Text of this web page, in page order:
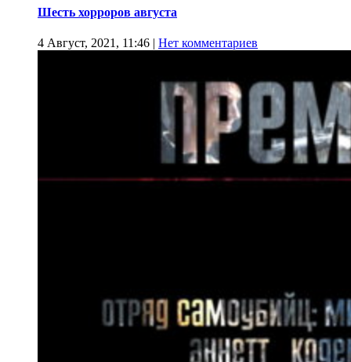
Шесть хорроров августа
4 Август, 2021, 11:46 | Нет комментариев